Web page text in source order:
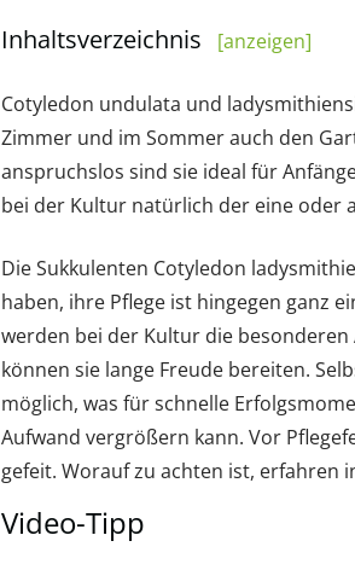
Inhaltsverzeichnis [anzeigen]
Cotyledon undulata und
Zimmer und im Sommer auch den
anspruchslos sind sie ideal für
bei der Kultur natürlich der eine oder
Die Sukkulenten Cotyledon
haben, ihre Pflege ist hingegen ganz
werden bei der Kultur die
können sie lange Freude bereiten.
möglich, was für schnelle
Aufwand vergrößern kann. Vor
gefeit. Worauf zu achten ist, erfahren
Video-Tipp